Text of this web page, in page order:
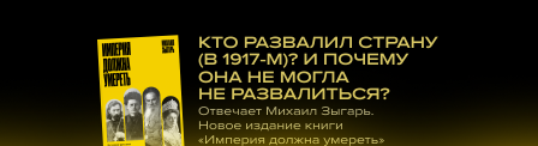
материалам